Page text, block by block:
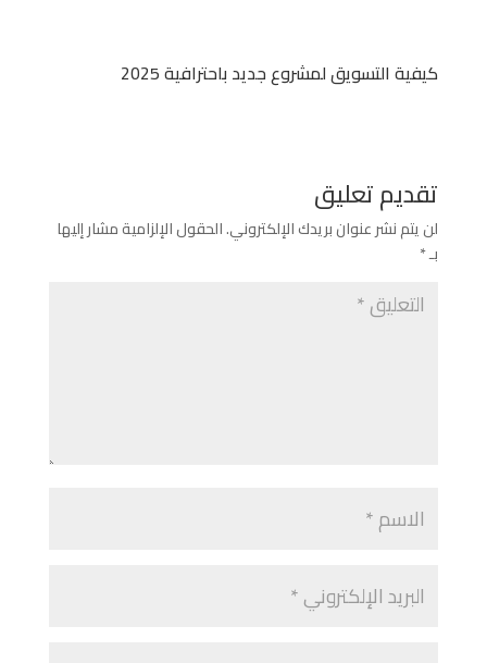
كيفية التسويق لمشروع جديد باحترافية 2025
تقديم تعليق
لن يتم نشر عنوان بريدك الإلكتروني.الحقول الإلزامية مشار إليها
بـ*